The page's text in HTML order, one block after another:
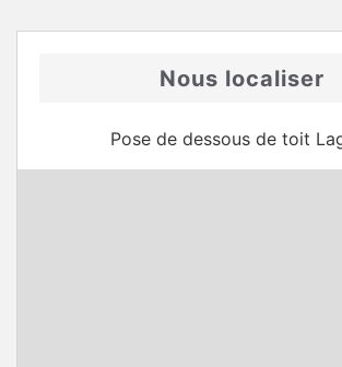
Nous localiser
Pose de dessous de toit